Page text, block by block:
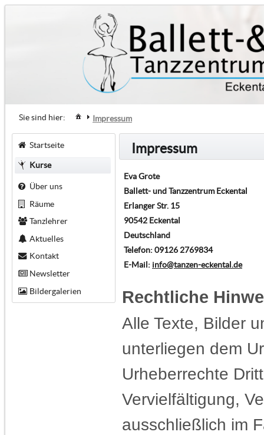
Sie sind hier: Impressum
Startseite
Kurse
Über uns
Räume
Tanzlehrer
Aktuelles
Kontakt
Newsletter
Bildergalerien
Impressum
Eva Grote
Ballett- und Tanzzentrum Eckental
Erlanger Str. 15
90542 Eckental
Deutschland
Telefon: 09126 2769834
E-Mail: info@tanzen-eckental.de
Rechtliche
Alle Texte, Bilder
unterliegen dem
Urheberrechte
Vervielfältigung,
ausschließlich im